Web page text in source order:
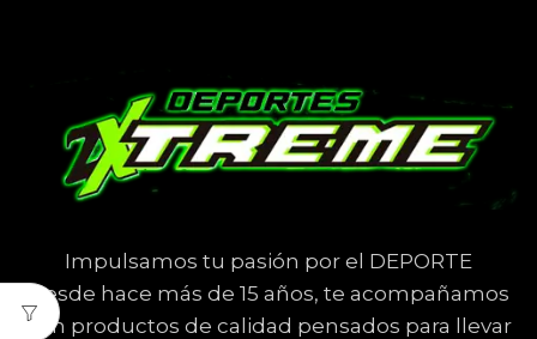
Impulsamos tu pasión por el DEPORTE
Desde hace más de 15 años, te acompañamos
con productos de calidad pensados para llevar